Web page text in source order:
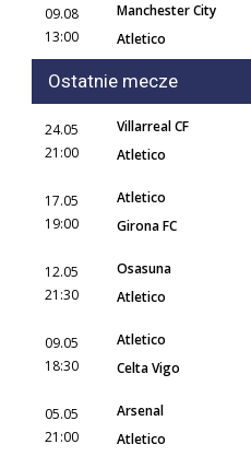
09.08
13:00
Manchester City
Atletico
Ostatnie mecze
24.05
21:00
Villarreal CF
Atletico
17.05
19:00
Atletico
Girona FC
12.05
21:30
Osasuna
Atletico
09.05
18:30
Atletico
Celta Vigo
05.05
21:00
Arsenal
Atletico